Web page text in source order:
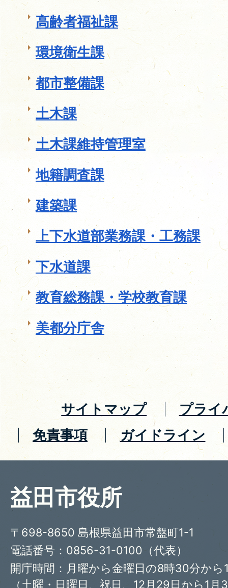
高齢者福祉課
環境衛生課
都市整備課
土木課
土木課維持管理室
地籍調査課
建築課
上下水道部業務課・工務課
下水道課
教育総務課・学校教育課
美都分庁舎
サイトマップ
プライ
免責事項
ガイドライン
益田市役所
〒698-8650 島根県益田市常盤町1-1
電話番号：0856-31-0100（代表）
開庁時間：月曜から金曜日の8時30分から
（土曜・日曜日、祝日、12月29日から1月